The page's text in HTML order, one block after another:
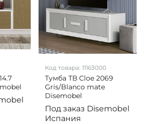
Код товара: 11163000
Тумба ТВ Cloe 2069
Gris/Blanco mate
Disemobel
Под заказ Disemobel
Испания